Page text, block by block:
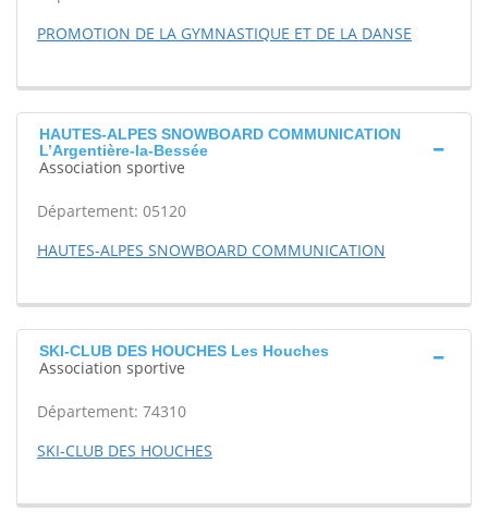
PROMOTION DE LA GYMNASTIQUE ET DE LA DANSE
HAUTES-ALPES SNOWBOARD COMMUNICATION
L’Argentière-la-Bessée
Association sportive
Département: 05120
HAUTES-ALPES SNOWBOARD COMMUNICATION
SKI-CLUB DES HOUCHES Les Houches
Association sportive
Département: 74310
SKI-CLUB DES HOUCHES